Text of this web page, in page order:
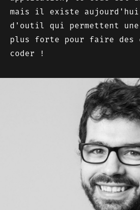
mais il existe
d'outil qui permettent
plus forte pour faire des
coder !